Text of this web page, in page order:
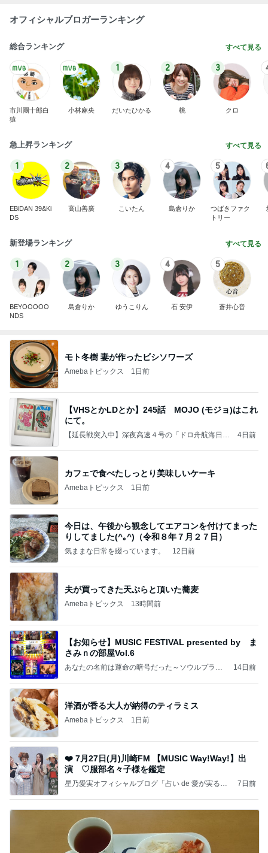
オフィシャルブロガーランキング
総合ランキング すべて見る
市川團十郎白
猿
小林麻央
1
だいたひかる
2
桃
3
クロ
急上昇ランキング すべて見る
1
EBiDAN 39&Ki
DS
2
高山善廣
3
こいたん
4
島倉りか
5
つばきファク
トリー
新登場ランキング すべて見る
1
BEYOOOOO
NDS
2
島倉りか
3
ゆうこりん
4
石 安伊
5
蒼井心音
モト冬樹 妻が作ったビシソワーズ
Amebaトピックス 1日前
【VHSとかLDとか】245話 MOJO (モジョ)はこれ
にて。
【延長戦突入中】深夜高速４号の「ドロ舟航海日
4日前
カフェで食べたしっとり美味しいケーキ
Amebaトピックス 1日前
今日は、午後から観念してエアコンを付けてまった
りしてました(^｡^)（令和８年７月２７日）
気ままな日常を綴っています。 12日前
夫が買ってきた天ぷらと頂いた蕎麦
Amebaトピックス 13時間前
【お知らせ】MUSIC FESTIVAL presented by ま
さみｎの部屋Vol.6
あなたの名前は運命の暗号だった～ソウルプランs
14日前
洋酒が香る大人が納得のティラミス
Amebaトピックス 1日前
❤️ 7月27日(月)川崎FM 【MUSIC Way!Way!】出
演 ♡服部名々子様を鑑定
星乃愛実オフィシャルブログ「占い de 愛が実る」
7日前